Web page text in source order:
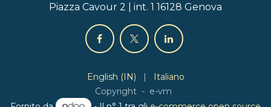
Piazza Cavour 2 | int. 1 16128 Genova
Copyright - e-vm
English (IN) | Italiano